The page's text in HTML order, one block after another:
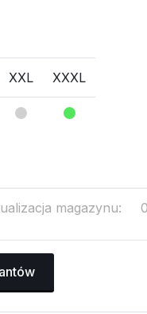
XXL XXXL
magazynu: